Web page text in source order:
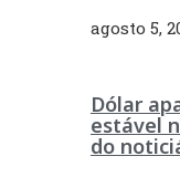
agosto 5,
Dólar
estável
do